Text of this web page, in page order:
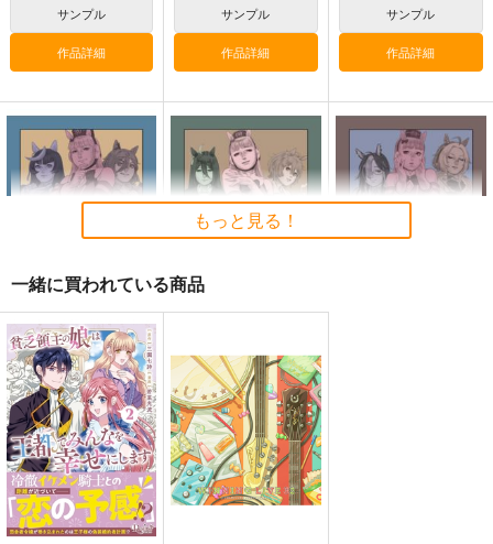
ギャルゲーム批評
2026年１月号
ウマ娘 プリティーダービー
サンプル
カート
Get well soon
鈍色
944
カート
忘れ物のありか
200
サンプル
作品詳細
サンプル
作品詳細
サンプル
作品詳細
ゴールドシップ風雲録
7
雪墨庵
660円（税込）
ゴールドシップ
サンプル
作品詳細
５
雪墨庵
660円（税込）
ゴールドシップ
サンプル
もっと見る！
一緒に買われている商品